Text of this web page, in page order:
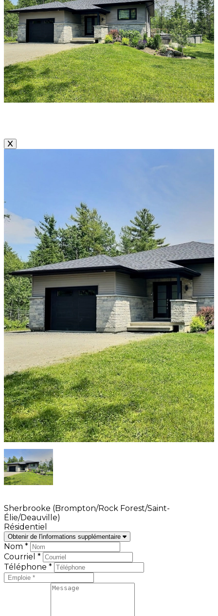
Sherbrooke (Brompton/Rock Forest/Saint-
Élie/Deauville)
Résidentiel
Obtenir de l'informations supplémentaire
Nom *
Courriel *
Téléphone *